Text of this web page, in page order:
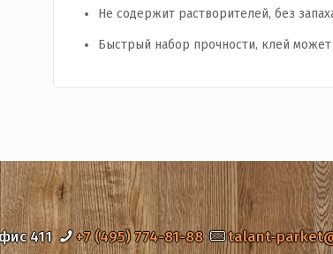
Не содержит растворителей, без
Быстрый набор прочности, клей
411 +7 (495) 774-81-88 talant-